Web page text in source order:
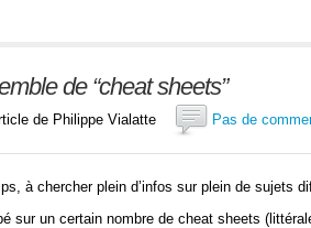
de “cheat sheets”
de Philippe Vialatte Pas de
à chercher plein d’infos sur plein de sujets
sur un certain nombre de cheat sheets